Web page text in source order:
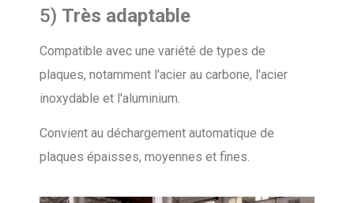
5) Très adaptable
Compatible avec une variété de types de
plaques, notamment l'acier au carbone, l'acier
inoxydable et l'aluminium.
Convient au déchargement automatique de
plaques épaisses, moyennes et fines.